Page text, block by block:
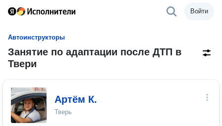
Войти
Автоинструкторы
Занятие по адаптации после ДТП в
Твери
Артём К.
Тверь